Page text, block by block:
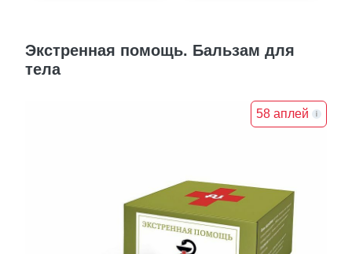
Экстренная помощь. Бальзам для
тела
58 аплей